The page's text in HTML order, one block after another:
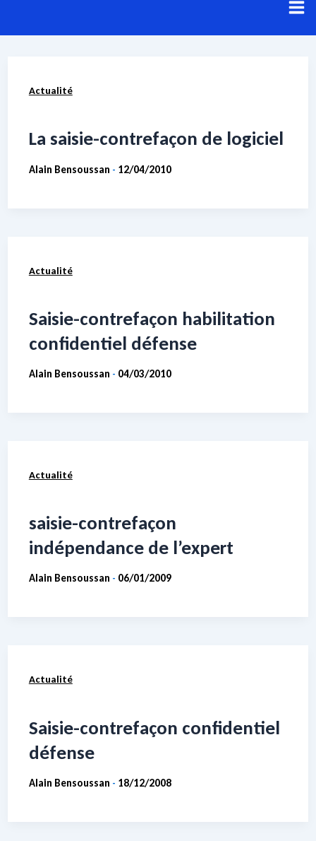
au
Résultats de recherche pour :
Actualité
La saisie-contrefaçon de logiciel
Alain Bensoussan - 12/04/2010
Actualité
Saisie-contrefaçon habilitation
confidentiel défense
Alain Bensoussan - 04/03/2010
Actualité
saisie-contrefaçon
indépendance de l’expert
Alain Bensoussan - 06/01/2009
Actualité
Saisie-contrefaçon confidentiel
défense
Alain Bensoussan - 18/12/2008